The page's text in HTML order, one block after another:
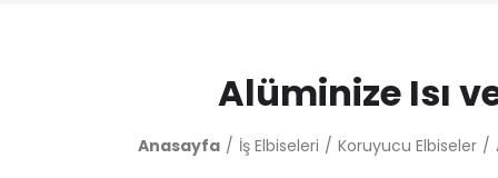
Alüminize Isı
Anasayfa İş Elbiseleri Koruyucu Elbiseler